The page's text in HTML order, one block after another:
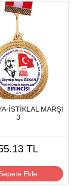
İSTİKLAL MARŞI
3
TL
Ekle